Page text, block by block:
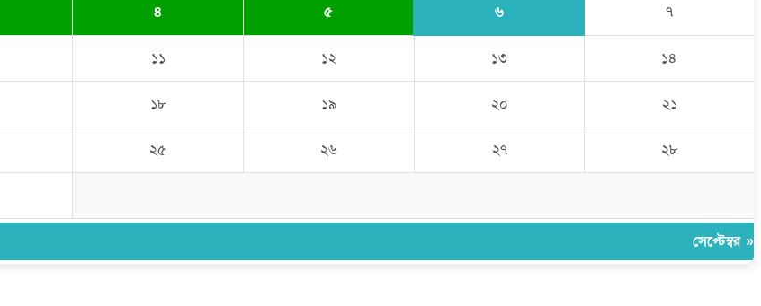
৪ ৫ ৬ ৭
১১ ১২ ১৩ ১৪
১৮ ১৯ ২০ ২১
২৫ ২৬ ২৭ ২৮
সেপ্টেম্বর »